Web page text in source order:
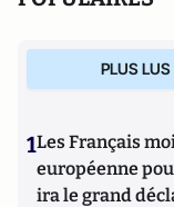
PLUS LUS
1Les Français
européenne
ira le grand